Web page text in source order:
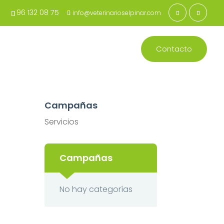
96 132 08 75 info@veterinarioselpinar.com
Contacto
Campañas
Servicios
Campañas
No hay categorías